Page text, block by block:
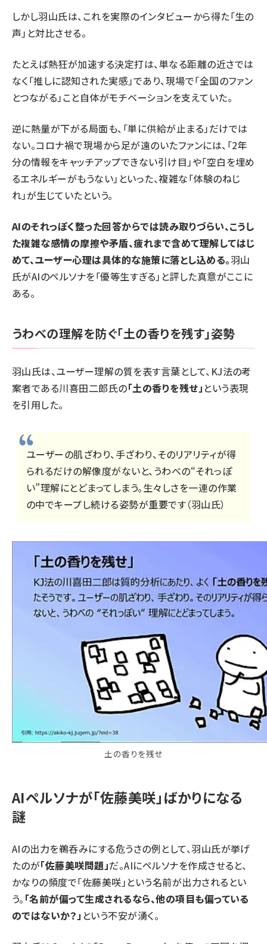
しかし羽山氏は、これを実際のインタビューから得た「生の
声」と対比させる。
たとえば熱狂が加速する決定打は、単なる距離の近さでは
なく「推しに認知された実感」であり、現場で「全国のファン
とつながる」こと自体がモチベーションを支えていた。
逆に熱量が下がる局面も、「単に供給が止まる」だけでは
ない。コロナ禍で現場から足が遠のいたファンには、「2年
分の情報をキャッチアップできない引け目」や「空白を埋め
るエネルギーがもうない」といった、複雑な「体験のねじ
れ」が生じていたという。
AIのそれっぽく整った回答からでは読み取りづらい、こうし
た複雑な感情の摩擦や矛盾、疲れまで含めて理解してはじ
めて、ユーザー心理は具体的な施策に落とし込める。羽山
氏がAIのペルソナを「優等生すぎる」と評した真意がここに
ある。
うわべの理解を防ぐ「土の香りを残す」姿勢
羽山氏は、ユーザー理解の質を表す言葉として、KJ法の考
案者である川喜田二郎氏の「土の香りを残せ」 という表現
を引用した。
ユーザーの肌ざわり、手ざわり、そのリアリティが得
られるだけの解像度がないと、うわべの“それっぽ
い”理解にとどまってしまう。生々しさを一連の作業
の中でキープし続ける姿勢が重要です（羽山氏）
土の香りを残せ
AIペルソナが「佐藤美咲」ばかりになる
謎
AIの出力を鵜呑みにする危うさの例として、羽山氏が挙げ
たのが「佐藤美咲問題」だ。AIにペルソナを作成させると、
かなりの頻度で「佐藤美咲」という名前が出力されるとい
う。 「名前が偏って生成されるなら、他の項目も偏っている
のではないか？」 という不安が湧く。